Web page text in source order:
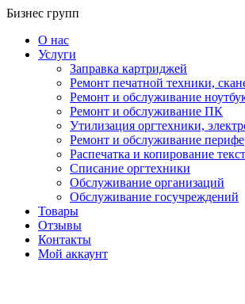
Перейти
содержанию
Бизнес групп
О нас
Услуги
Заправка картриджей
Ремонт печатной техники,
Ремонт и обслуживание
Ремонт и обслуживание ПК
Утилизация оргтехники,
Ремонт и обслуживание
Распечатка и копирование
Списание оргтехники
Обслуживание организаций
Обслуживание госучреждений
Товары
Отзывы
Контакты
Мой аккаунт